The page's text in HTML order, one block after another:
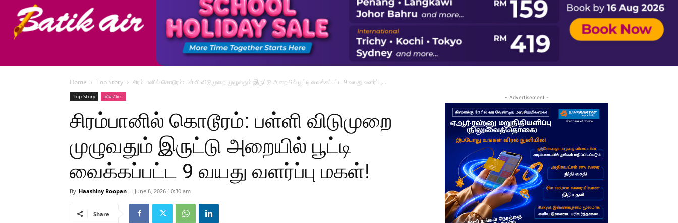
Home Top Story சிரம்பானில் கொடூரம்: பள்ளி விடுமுறை முழுவதும் இருட்டு அறையில் பூட்டி வைக்கப்பட்ட 9 வயது வளர்ப்பு...
Top Story மலேசியா
சிரம்பானில் கொடூரம்: பள்ளி விடுமுறை
முழுவதும் இருட்டு அறையில் பூட்டி
வைக்கப்பட்ட 9 வயது வளர்ப்பு மகள்!
By Haashiny Roopan - June 8, 2026 10:30 am
Share
- Advertisement -